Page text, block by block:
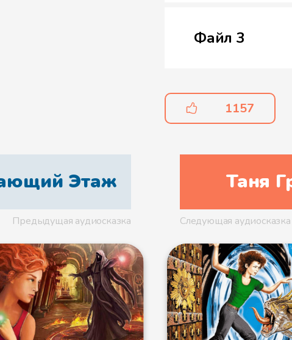
Файл 3
Файл 4
Файл 5
Файл 7
1157
Таня
Следующая аудиосказка
Этаж
Предыдущая аудиосказка